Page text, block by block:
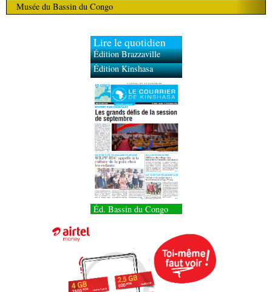
Musée du Bassin du Congo
Lire le quotidien
Édition Brazzaville
Édition Kinshasa
Éd. Bassin du Congo